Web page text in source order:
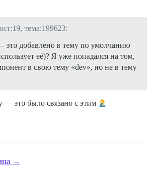
тема:199623:
добавлено в тему по умолчанию
её)? Я уже попадался на том,
в свою тему «dev», но не в тему
— это было связано с этим
→